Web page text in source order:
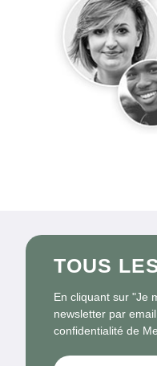
TOUS
En cliquant sur "Je
newsletter par
confidentialité de
Inscription à notre